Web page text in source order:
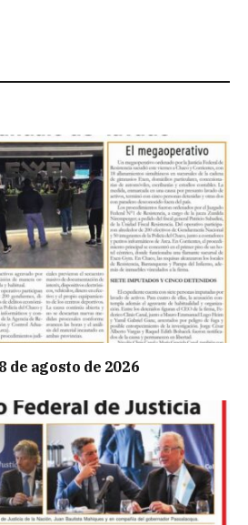
de agosto de 2026